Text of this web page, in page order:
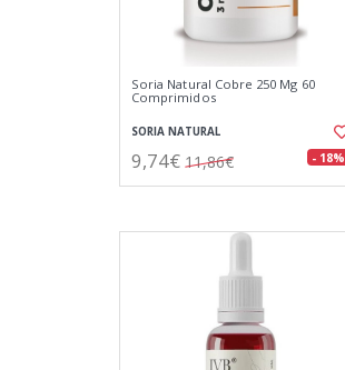
Soria Natural Cobre 250 Mg 60
Comprimidos
SORIA NATURAL
9,74€ 11,86€ - 18%